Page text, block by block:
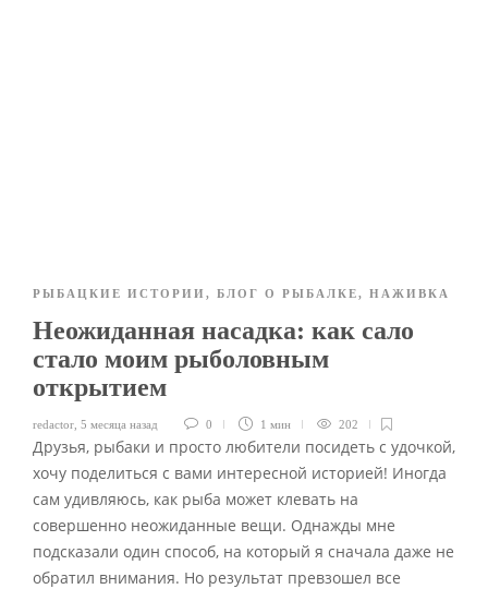
РЫБАЦКИЕ ИСТОРИИ , БЛОГ О РЫБАЛКЕ, НАЖИВКА
Неожиданная насадка: как сало
стало моим рыболовным
открытием
redactor 5 месяца назад 0 1 мин 202
Друзья, рыбаки и просто любители посидеть с удочкой,
хочу поделиться с вами интересной историей! Иногда
сам удивляюсь, как рыба может клевать на
совершенно неожиданные вещи. Однажды мне
подсказали один способ, на который я сначала даже не
обратил внимания. Но результат превзошел все